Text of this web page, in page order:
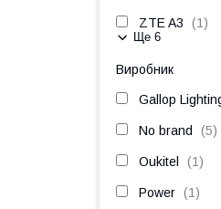
ZTE A3 1
Ще 6
Виробник
Gallop
No brand 5
Oukitel 1
Power 1